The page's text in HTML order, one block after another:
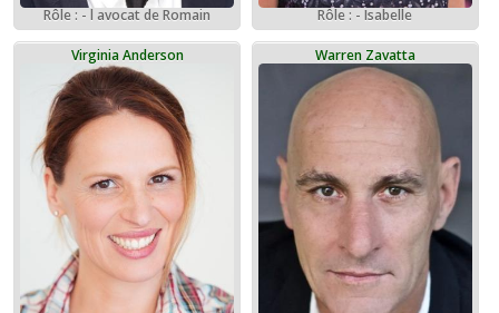
Rôle : - l avocat de Romain Rôle : - Isabelle
Virginia Anderson Warren Zavatta